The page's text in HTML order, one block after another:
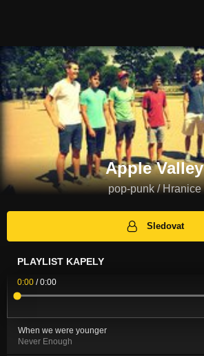
Apple Valley
pop-punk / Hranice
Sledovat
PLAYLIST KAPELY
0:00 /0:00
When we were younger
Never Enough